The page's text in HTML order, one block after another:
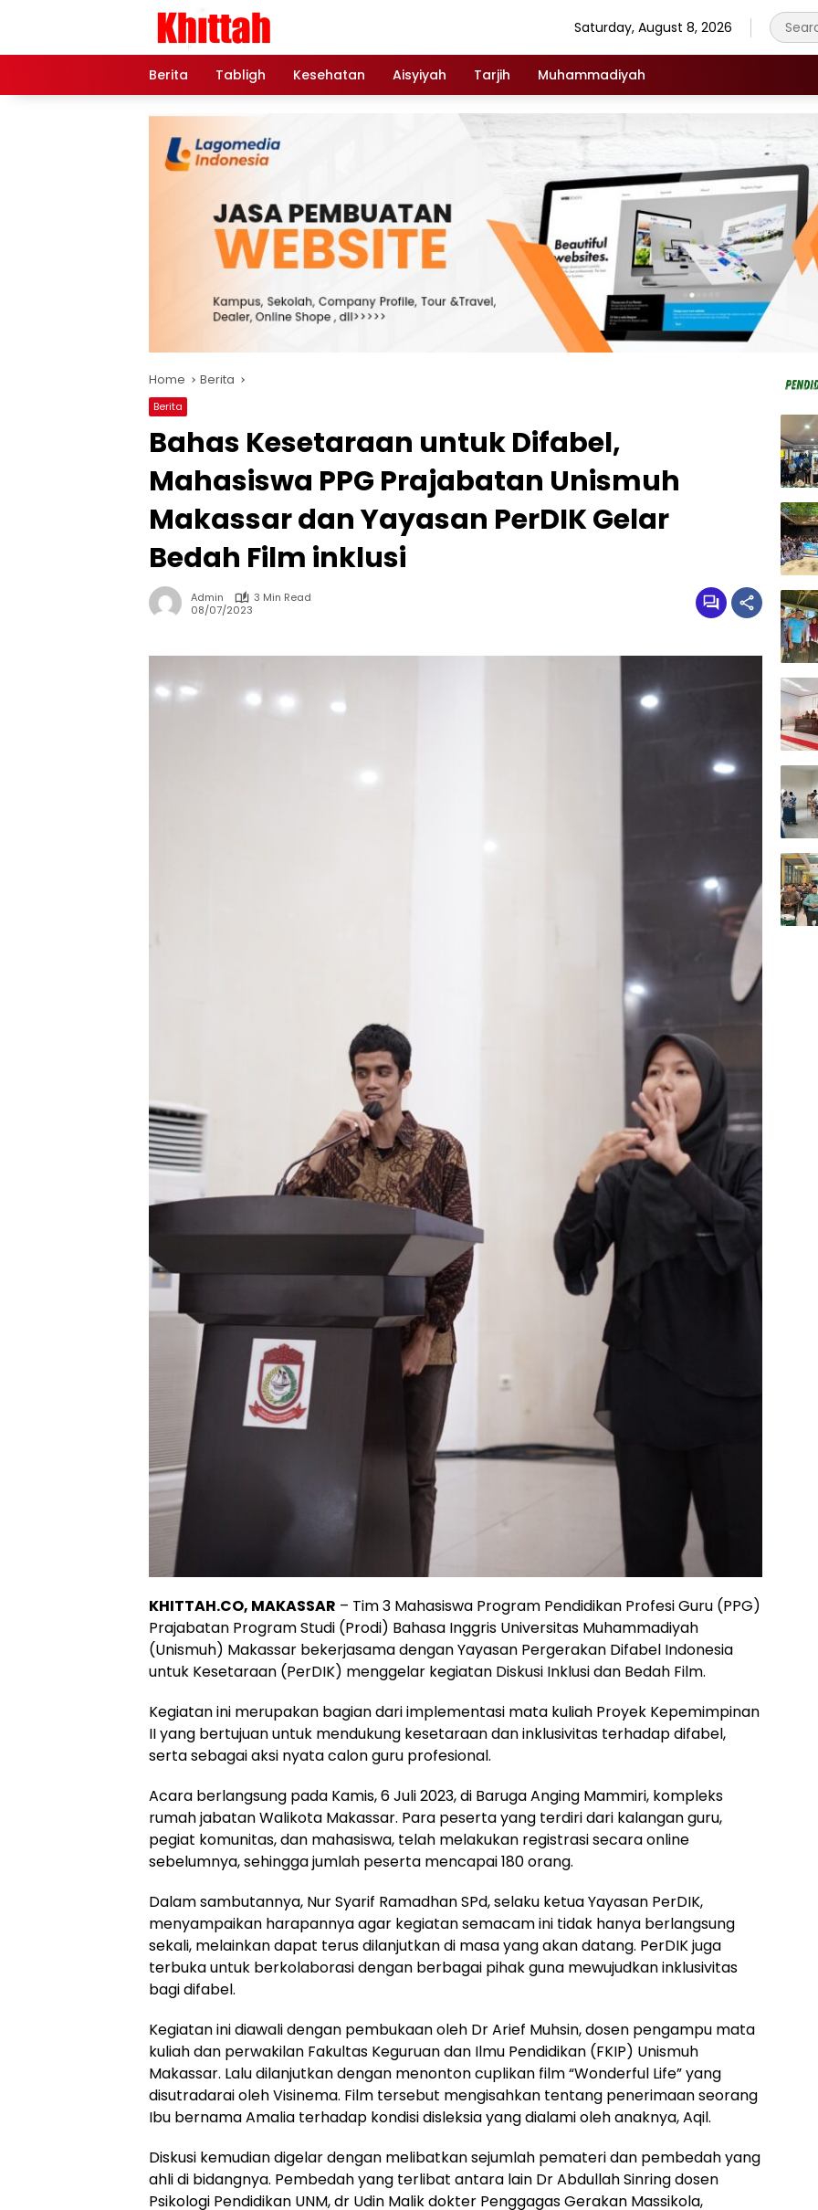
Saturday, August 8, 2026
Berita Tabligh Kesehatan Aisyiyah Tarjih Muhammadiyah
Home Berita
Berita
Bahas Kesetaraan untuk Difabel,
Mahasiswa PPG Prajabatan Unismuh
Makassar dan Yayasan PerDIK Gelar
Bedah Film inklusi
Admin
3 Min Read
08/07/2023
KHITTAH.CO, MAKASSAR – Tim 3 Mahasiswa Program Pendidikan Profesi Guru (PPG)
Prajabatan Program Studi (Prodi) Bahasa Inggris Universitas Muhammadiyah
(Unismuh) Makassar bekerjasama dengan Yayasan Pergerakan Difabel Indonesia
untuk Kesetaraan (PerDIK) menggelar kegiatan Diskusi Inklusi dan Bedah Film.
Kegiatan ini merupakan bagian dari implementasi mata kuliah Proyek Kepemimpinan
II yang bertujuan untuk mendukung kesetaraan dan inklusivitas terhadap difabel,
serta sebagai aksi nyata calon guru profesional.
Acara berlangsung pada Kamis, 6 Juli 2023, di Baruga Anging Mammiri, kompleks
rumah jabatan Walikota Makassar. Para peserta yang terdiri dari kalangan guru,
pegiat komunitas, dan mahasiswa, telah melakukan registrasi secara online
sebelumnya, sehingga jumlah peserta mencapai 180 orang.
Dalam sambutannya, Nur Syarif Ramadhan SPd, selaku ketua Yayasan PerDIK,
menyampaikan harapannya agar kegiatan semacam ini tidak hanya berlangsung
sekali, melainkan dapat terus dilanjutkan di masa yang akan datang. PerDIK juga
terbuka untuk berkolaborasi dengan berbagai pihak guna mewujudkan inklusivitas
bagi difabel.
Kegiatan ini diawali dengan pembukaan oleh Dr Arief Muhsin, dosen pengampu mata
kuliah dan perwakilan Fakultas Keguruan dan Ilmu Pendidikan (FKIP) Unismuh
Makassar. Lalu dilanjutkan dengan menonton cuplikan film “Wonderful Life” yang
disutradarai oleh Visinema. Film tersebut mengisahkan tentang penerimaan seorang
Ibu bernama Amalia terhadap kondisi disleksia yang dialami oleh anaknya, Aqil.
Diskusi kemudian digelar dengan melibatkan sejumlah pemateri dan pembedah yang
ahli di bidangnya. Pembedah yang terlibat antara lain Dr Abdullah Sinring dosen
Psikologi Pendidikan UNM, dr Udin Malik dokter Penggagas Gerakan Massikola,